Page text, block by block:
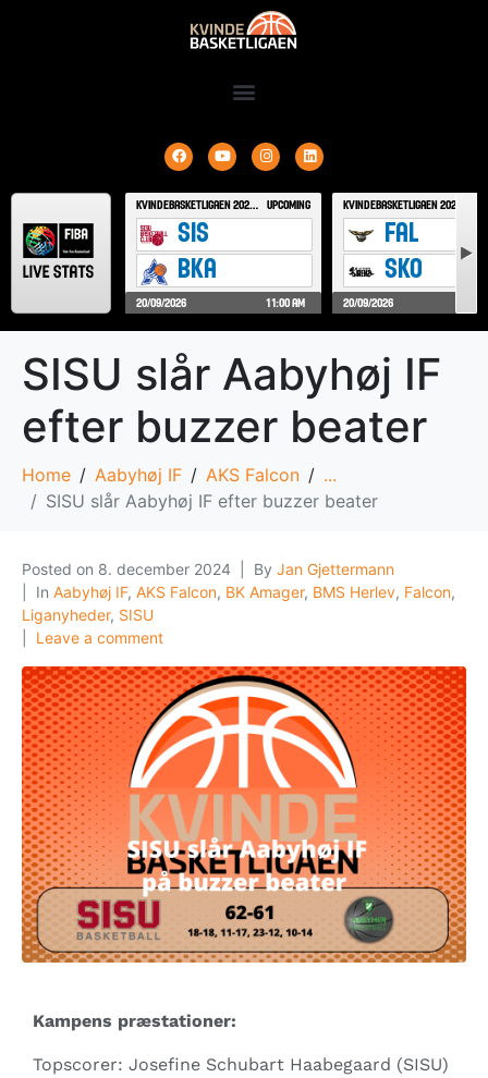
SISU slår Aabyhøj IF
efter buzzer beater
Home Aabyhøj IF AKS Falcon
...
SISU slår Aabyhøj IF efter buzzer beater
Posted on 8. december 2024 By Jan Gjettermann
In Aabyhøj IF, AKS Falcon, BK Amager, BMS Herlev, Falcon,
Liganyheder, SISU
Leave a comment
Kampens præstationer:
Topscorer: Josefine Schubart Haabegaard (SISU)